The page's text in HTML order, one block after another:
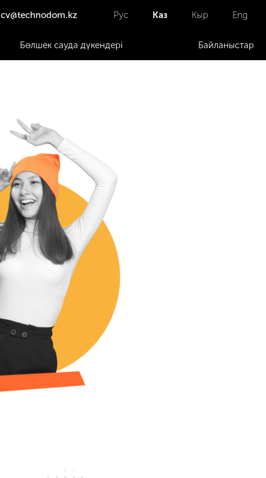
cv@technodom.kz Рус Каз Кыр Eng
Бөлшек сауда дүкендері Байланыстар